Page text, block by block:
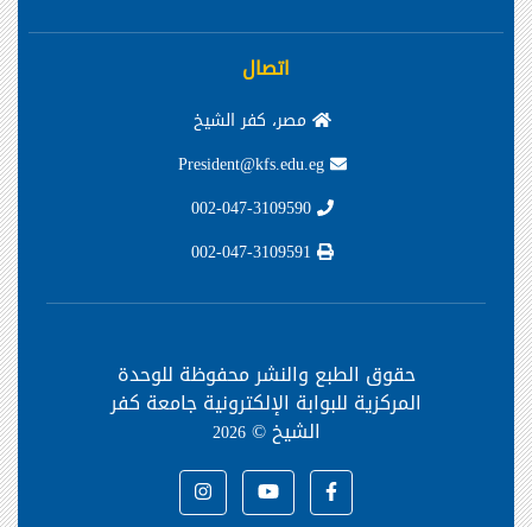
اتصال
مصر، كفر الشيخ
حقوق الطبع والنشر محفوظة للوحدة
المركزية للبوابة الإلكترونية جامعة كفر
الشيخ ©2026